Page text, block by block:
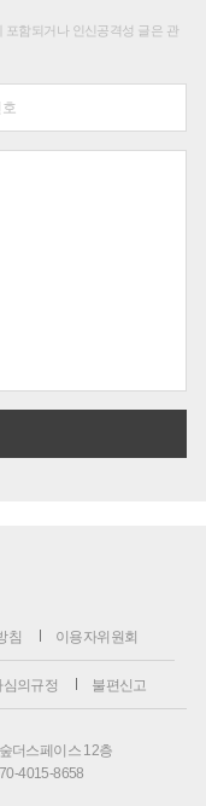
포함되거나 인신공격성 글은 관
침 이용자위원회
심의규정 불편신고
더스페이스 12층
4015-8658